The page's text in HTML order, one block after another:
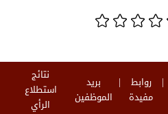
روابط
مفيدة
بريد
الموظفين
نتائج
استطلاع
الرأي